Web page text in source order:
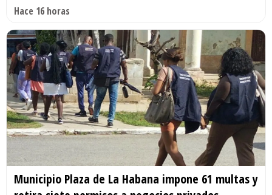
Hace 16 horas
Municipio Plaza de La Habana impone 61 multas y